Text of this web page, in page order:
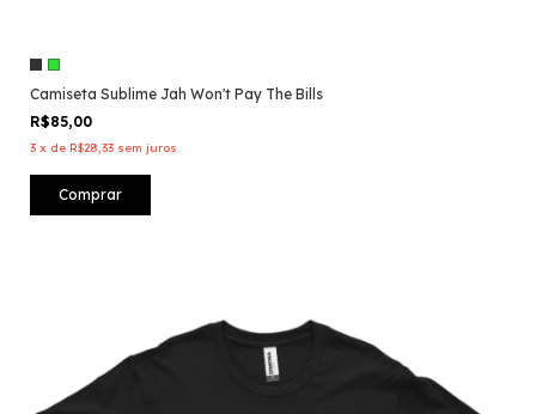
Camiseta Sublime Jah Won't Pay The Bills
R$85,00
3 x de R$28,33 sem juros
Comprar